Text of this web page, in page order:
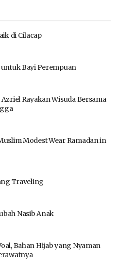
di Cilacap
untuk Bayi Perempuan
Rayakan Wisuda Bersama
Modest Wear Ramadan in
Traveling
Nasib Anak
Bahan Hijab yang Nyaman